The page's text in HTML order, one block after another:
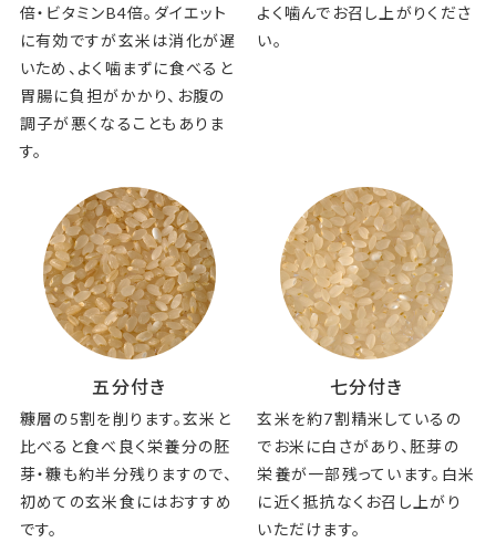
倍・ビタミンB4倍。ダイエット
に有効ですが玄米は消化が遅
いため、よく噛まずに食べると
胃腸に負担がかかり、お腹の
調子が悪くなることもありま
す。
よく噛んでお召し上がりくださ
い。
五分付き
糠層の5割を削ります。玄米と
比べると食べ良く栄養分の胚
芽・糠も約半分残りますので、
初めての玄米食にはおすすめ
です。
七分付き
玄米を約7割精米しているの
でお米に白さがあり、胚芽の
栄養が一部残っています。白米
に近く抵抗なくお召し上がり
いただけます。